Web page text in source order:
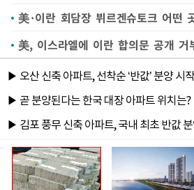
美, 이스라엘에 이란 합의문 공개